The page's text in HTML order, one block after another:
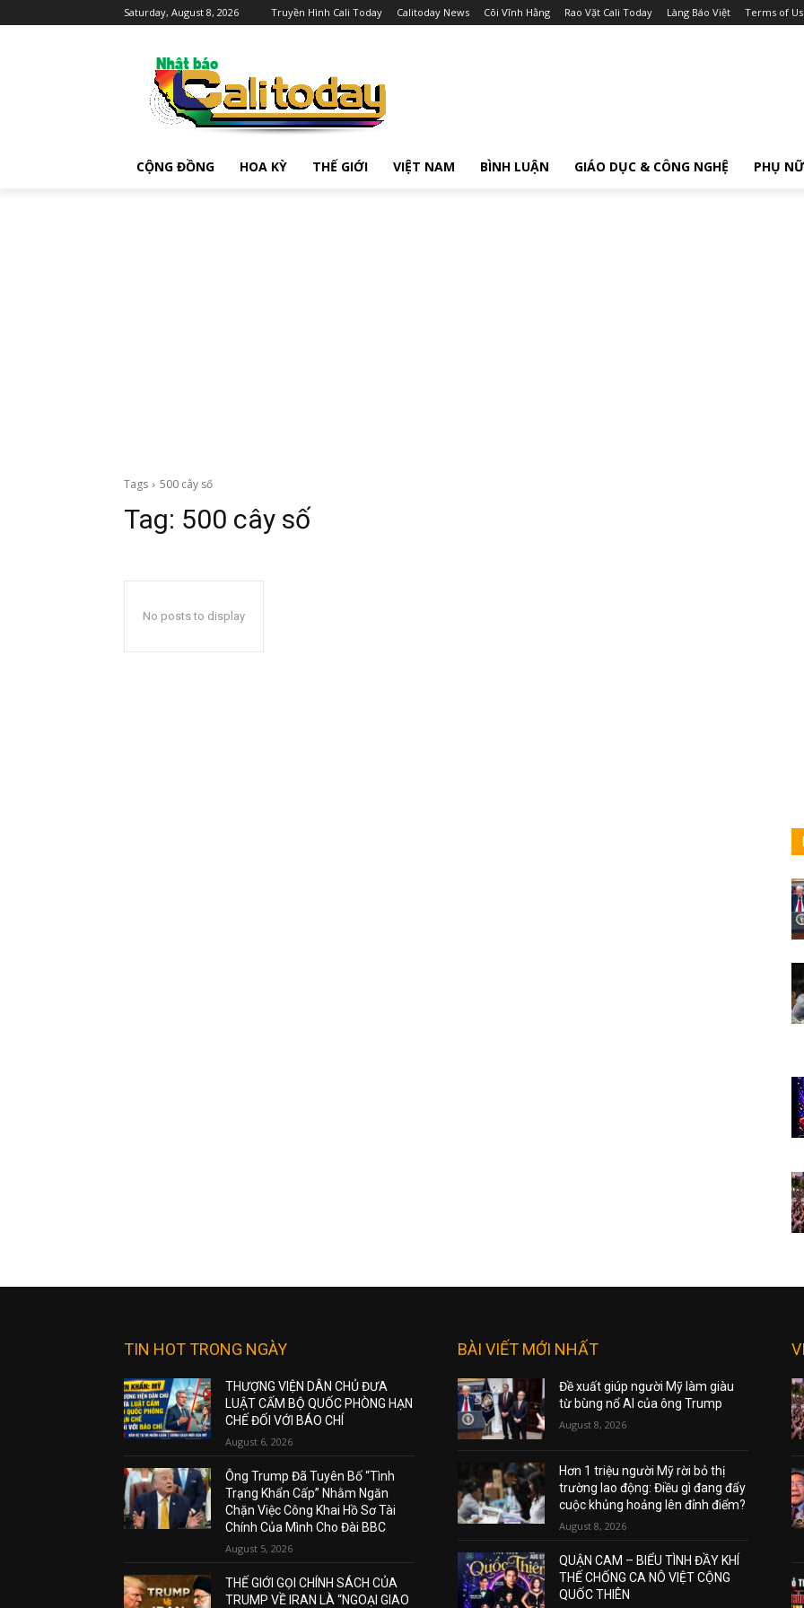
Saturday, August 8, 2026 Truyền Hình Cali Today Calitoday News Cõi Vĩnh Hằng Rao Vặt Cali Today Làng Báo Việt Terms of
CỘNG ĐỒNG HOA KỲ THẾ GIỚI VIỆT NAM BÌNH LUẬN GIÁO DỤC & CÔNG NGHỆ PHỤ NỮ
Tags 500 cây số
Tag: 500 cây số
No posts to display
TIN HOT TRONG NGÀY
THƯỢNG VIỆN DÂN CHỦ ĐƯA
LUẬT CẤM BỘ QUỐC PHÒNG HẠN
CHẾ ĐỐI VỚI BÁO CHÍ
August 6, 2026
Ông Trump Đã Tuyên Bố “Tình
Trạng Khẩn Cấp” Nhằm Ngăn
Chặn Việc Công Khai Hồ Sơ Tài
Chính Của Mình Cho Đài BBC
August 5, 2026
THẾ GIỚI GỌI CHÍNH SÁCH CỦA
TRUMP VỀ IRAN LÀ “NGOẠI GIAO
BÀI VIẾT MỚI NHẤT
Đề xuất giúp người Mỹ làm giàu
từ bùng nổ AI của ông Trump
August 8, 2026
Hơn 1 triệu người Mỹ rời bỏ thị
trường lao động: Điều gì đang đẩy
cuộc khủng hoảng lên đỉnh điểm?
August 8, 2026
QUẬN CAM – BIỂU TÌNH ĐẦY KHÍ
THẾ CHỐNG CA NÔ VIỆT CỘNG
QUỐC THIÊN